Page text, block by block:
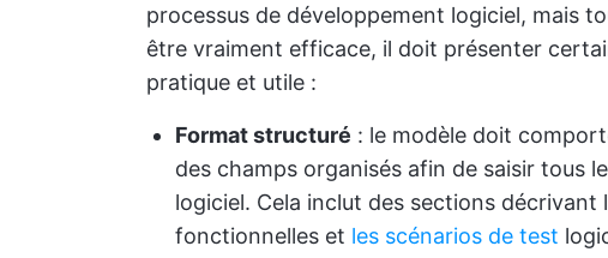
processus de développement logiciel, mais
être vraiment efficace, il doit présenter
pratique et utile :
Format structuré : le modèle doit
des champs organisés afin de saisir tous
logiciel. Cela inclut des sections
fonctionnelles et les scénarios de test